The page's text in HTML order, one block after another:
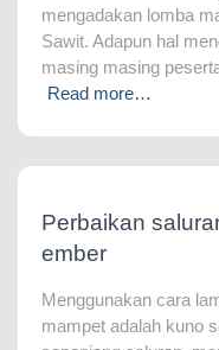
mengadakan lomba
Sawit. Adapun hal
masing masing
Read more…
Perbaikan
ember
Menggunakan cara
mampet adalah kuno